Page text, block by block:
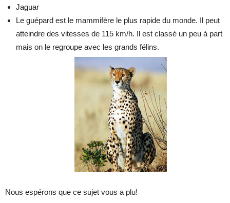
Jaguar
Le guépard est le mammifère le plus rapide du monde. Il peut
atteindre des vitesses de 115 km/h. Il est classé un peu à part
mais on le regroupe avec les grands félins.
Nous espérons que ce sujet vous a plu!